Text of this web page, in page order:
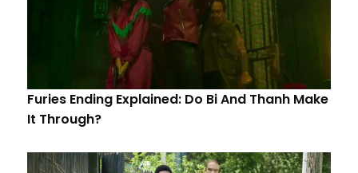
Furies Ending Explained: Do Bi And Thanh Make
It Through?